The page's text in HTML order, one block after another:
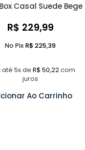
Casal Suede Bege
R$ 229,99
até 5x de R$ 50,22com
juros
No Pix R$225,39
Ao Carrinho